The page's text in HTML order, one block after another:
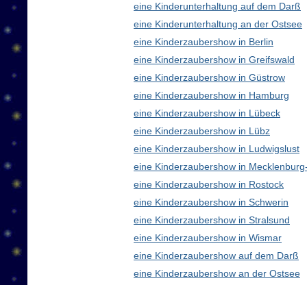
eine Kinderunterhaltung auf dem Darß
eine Kinderunterhaltung an der Ostsee
eine Kinderzaubershow in Berlin
eine Kinderzaubershow in Greifswald
eine Kinderzaubershow in Güstrow
eine Kinderzaubershow in Hamburg
eine Kinderzaubershow in Lübeck
eine Kinderzaubershow in Lübz
eine Kinderzaubershow in Ludwigslust
eine Kinderzaubershow in
eine Kinderzaubershow in Rostock
eine Kinderzaubershow in Schwerin
eine Kinderzaubershow in Stralsund
eine Kinderzaubershow in Wismar
eine Kinderzaubershow auf dem Darß
eine Kinderzaubershow an der Ostsee